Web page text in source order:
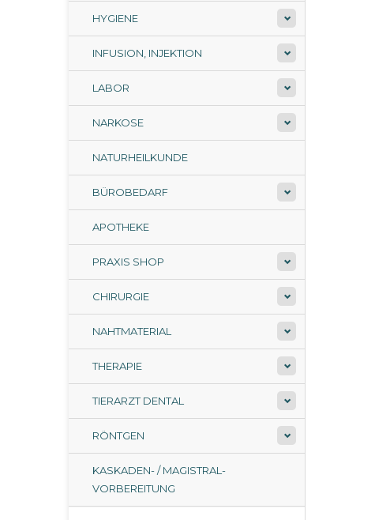
HYGIENE
INFUSION, INJEKTION
LABOR
NARKOSE
NATURHEILKUNDE
BÜROBEDARF
APOTHEKE
PRAXIS SHOP
CHIRURGIE
NAHTMATERIAL
THERAPIE
TIERARZT DENTAL
RÖNTGEN
KASKADEN- / MAGISTRAL-
VORBEREITUNG